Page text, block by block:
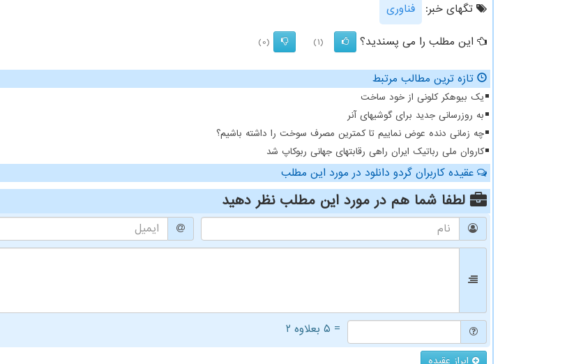
تگهای خبر:
فناوری
این مطلب را می پسندید؟
(1)
(0)
تازه ترین مطالب مرتبط
یک بیوهکر کلونی از خود ساخت
به روزرسانی جدید برای گوشیهای آنر
چه زمانی دنده عوض نماییم تا کمترین مصرف سوخت را داشته باشیم؟
کاروان ملی رباتیک ایران راهی رقابتهای جهانی ربوکاپ شد
عقیده کاربران گردو دانلود در مورد این مطلب
لطفا شما هم در مورد این مطلب نظر دهید
= ۵ بعلاوه ۲
ابراز عقیده